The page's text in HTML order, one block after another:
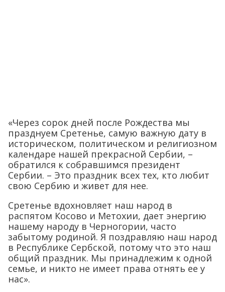
«Через сорок дней после Рождества мы
празднуем Сретенье, самую важную дату в
историческом, политическом и религиозном
календаре нашей прекрасной Сербии, –
обратился к собравшимся президент
Сербии. – Это праздник всех тех, кто любит
свою Сербию и живет для нее.
Сретенье вдохновляет наш народ в
распятом Косово и Метохии, дает энергию
нашему народу в Черногории, часто
забытому родиной. Я поздравляю наш народ
в Республике Сербской, потому что это наш
общий праздник. Мы принадлежим к одной
семье, и никто не имеет права отнять ее у
нас».